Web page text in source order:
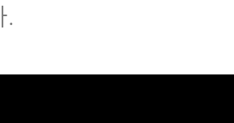
증
후 재발
.